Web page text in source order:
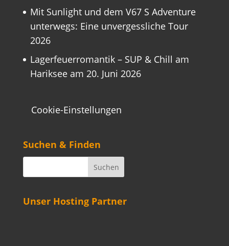
Mit Sunlight und dem V67 S Adventure
unterwegs: Eine unvergessliche Tour
2026
Lagerfeuerromantik – SUP & Chill am
Hariksee am 20. Juni 2026
Cookie-Einstellungen
Suchen & Finden
Unser Hosting Partner